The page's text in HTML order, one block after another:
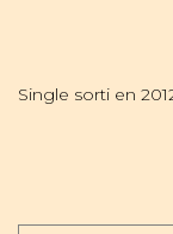
Single sorti en